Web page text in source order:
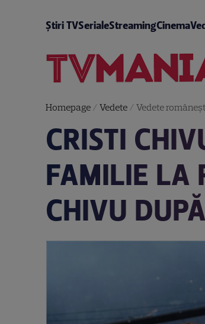
Știri TVSerialeStreamingCinema
Homepage/ Vedete/ Vedete
CRISTI
FAMILIE LA
CHIVU